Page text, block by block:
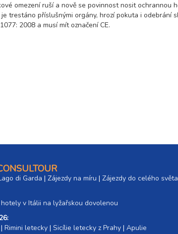
omezení ruší a nově se povinnost nosit ochrannou
trestáno příslušnými orgány, hrozí pokuta i odebrání
2008 a musí mít označení CE.
di Garda | Zájezdy na míru | Zájezdy do celého světa
v Itálii na lyžařskou dovolenou
| Rimini letecky | Sicílie letecky z Prahy | Apulie